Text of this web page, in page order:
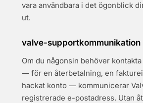
vara användbara i det ögonblick
ut.
valve-supportkommunikation
Om du någonsin behöver
— för en återbetalning, en
hackat konto — kommunicerar
registrerade e-postadress. Utan